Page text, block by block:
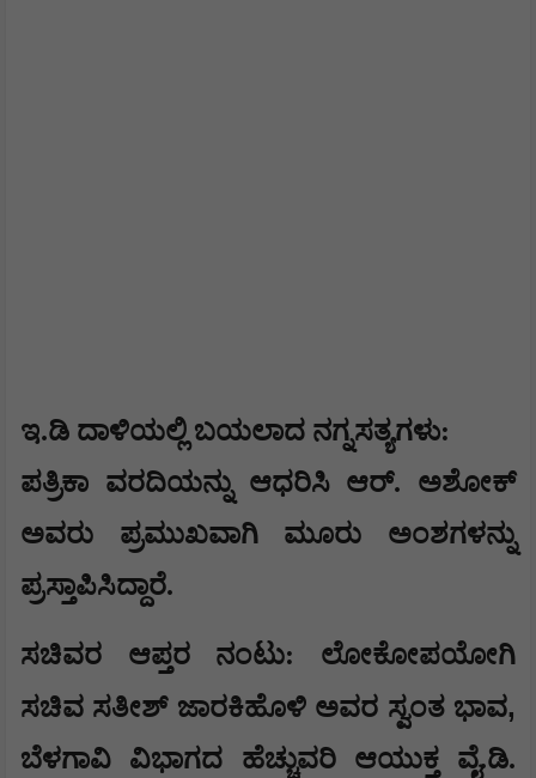
​ಇ.ಡಿ ದಾಳಿಯಲ್ಲಿ ಬಯಲಾದ ನಗ್ನಸತ್ಯಗಳು:
​ಪತ್ರಿಕಾ ವರದಿಯನ್ನು ಆಧರಿಸಿ ಆರ್. ಅಶೋಕ್
ಅವರು ಪ್ರಮುಖವಾಗಿ ಮೂರು ಅಂಶಗಳನ್ನು
ಪ್ರಸ್ತಾಪಿಸಿದ್ದಾರೆ.
​ಸಚಿವರ ಆಪ್ತರ ನಂಟು: ಲೋಕೋಪಯೋಗಿ
ಸಚಿವ ಸತೀಶ್ ಜಾರಕಿಹೊಳಿ ಅವರ ಸ್ವಂತ ಭಾವ,
ಬೆಳಗಾವಿ ವಿಭಾಗದ ಹೆಚ್ಚುವರಿ ಆಯುಕ್ತ ವೈ.ಡಿ.